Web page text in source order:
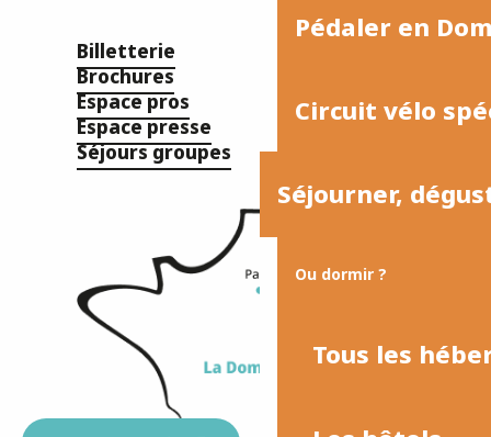
Pédaler en
Circuit vélo
Séjourner,
Ou dormir ?
Tous les
Billetterie
Brochures
Espace pros
Espace presse
Séjours groupes